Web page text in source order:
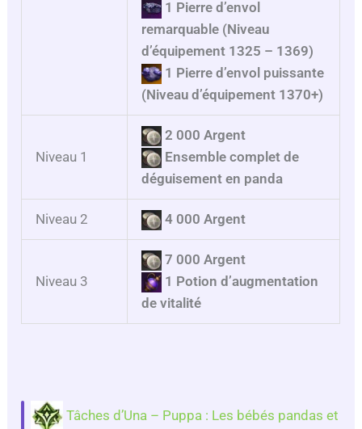
1 Pierre d’envol
remarquable (Niveau
d’équipement 1325 – 1369)
1 Pierre d’envol puissante
(Niveau d’équipement 1370+)
Niveau 1
2 000 Argent
Ensemble complet de
déguisement en panda
Niveau 2 4 000 Argent
Niveau 3
7 000 Argent
1 Potion d’augmentation
de vitalité
Tâches d’Una – Puppa : Les bébés pandas et